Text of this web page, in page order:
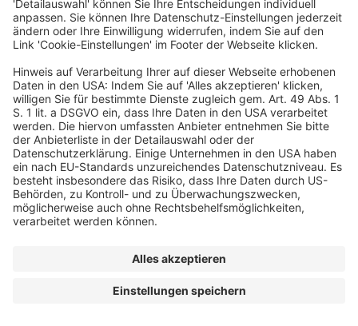
© dfv Conference Group GmbH
FAQ AGB Impressum Datenschutz Cookie-Einstellungen